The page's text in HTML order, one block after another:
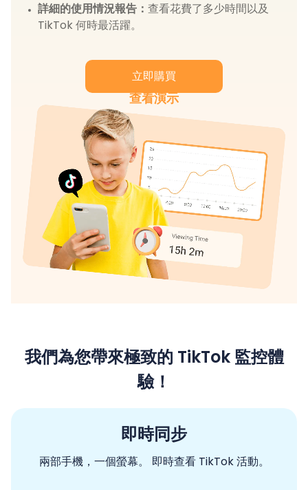
詳細的使用情況報告： 查看花費了多少時間以及
TikTok 何時最活躍。
立即購買
查看演示
我們為您帶來極致的 TikTok 監控體
驗！
即時同步
兩部手機，一個螢幕。 即時查看 TikTok 活動。